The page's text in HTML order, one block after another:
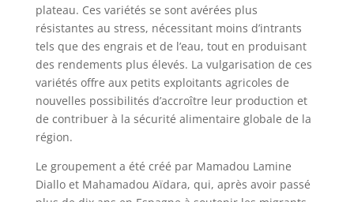
plateau. Ces variétés se sont avérées plus
résistantes au stress, nécessitant moins d’intrants
tels que des engrais et de l’eau, tout en produisant
des rendements plus élevés. La vulgarisation de ces
variétés offre aux petits exploitants agricoles de
nouvelles possibilités d’accroître leur production et
de contribuer à la sécurité alimentaire globale de la
région.
Le groupement a été créé par Mamadou Lamine
Diallo et Mahamadou Aïdara, qui, après avoir passé